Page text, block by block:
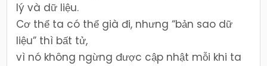
lý và dữ liệu.
Cơ thể ta có thể già đi, nhưng “bản sao dữ
liệu” thì bất tử,
vì nó không ngừng được cập nhật mỗi khi ta